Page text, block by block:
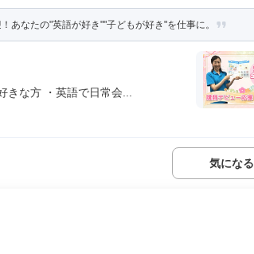
あなたの"英語が好き""子どもが好き"を仕事に。
な方 ・英語で日常会...
気になる